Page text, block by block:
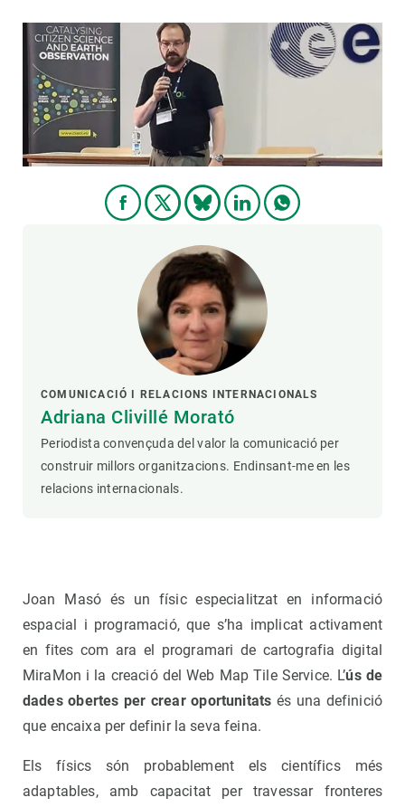
COMUNICACIÓ I RELACIONS INTERNACIONALS
Adriana Clivillé Morató
Periodista convençuda del valor la comunicació per
construir millors organitzacions. Endinsant-me en les
relacions internacionals.
Joan Masó és un físic especialitzat en informació
espacial i programació, que s’ha implicat activament
en fites com ara el programari de cartografia digital
MiraMon i la creació del Web Map Tile Service. L’ús de
dades obertes per crear oportunitats és una definició
que encaixa per definir la seva feina.
Els físics són probablement els científics més
adaptables, amb capacitat per travessar fronteres
NOTÍCIES I AGENDA